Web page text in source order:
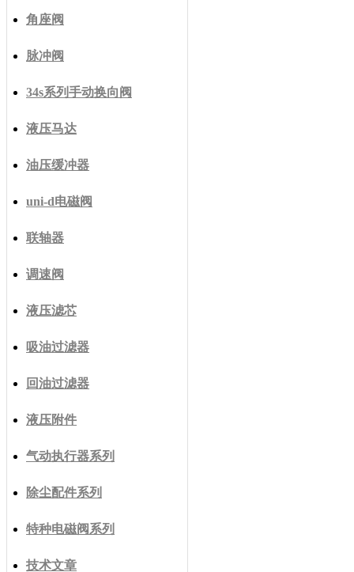
角座阀
脉冲阀
34s系列手动换向阀
液压马达
油压缓冲器
uni-d电磁阀
联轴器
调速阀
液压滤芯
吸油过滤器
回油过滤器
液压附件
气动执行器系列
除尘配件系列
特种电磁阀系列
技术文章